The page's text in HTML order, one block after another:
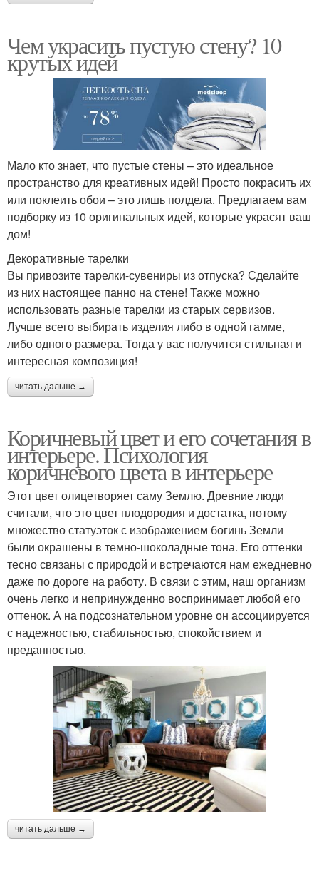
Чем украсить пустую стену? 10
крутых идей
Мало кто знает, что пустые стены – это идеальное
пространство для креативных идей! Просто покрасить их
или поклеить обои – это лишь полдела. Предлагаем вам
подборку из 10 оригинальных идей, которые украсят ваш
дом!
Декоративные тарелки
Вы привозите тарелки-сувениры из отпуска? Сделайте
из них настоящее панно на стене! Также можно
использовать разные тарелки из старых сервизов.
Лучше всего выбирать изделия либо в одной гамме,
либо одного размера. Тогда у вас получится стильная и
интересная композиция!
читать дальше →
Коричневый цвет и его сочетания в
интерьере. Психология
коричневого цвета в интерьере
Этот цвет олицетворяет саму Землю. Древние люди
считали, что это цвет плодородия и достатка, потому
множество статуэток с изображением богинь Земли
были окрашены в темно-шоколадные тона. Его оттенки
тесно связаны с природой и встречаются нам ежедневно
даже по дороге на работу. В связи с этим, наш организм
очень легко и непринужденно воспринимает любой его
оттенок. А на подсознательном уровне он ассоциируется
с надежностью, стабильностью, спокойствием и
преданностью.
читать дальше →